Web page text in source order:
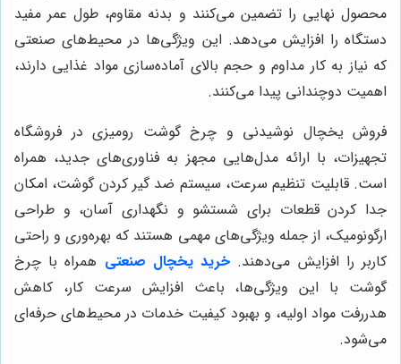
محصول نهایی را تضمین می‌کنند و بدنه مقاوم، طول عمر مفید
دستگاه را افزایش می‌دهد. این ویژگی‌ها در محیط‌های صنعتی
که نیاز به کار مداوم و حجم بالای آماده‌سازی مواد غذایی دارند،
اهمیت دوچندانی پیدا می‌کنند.
فروش یخچال نوشیدنی و چرخ گوشت رومیزی در فروشگاه
تجهیزات، با ارائه مدل‌هایی مجهز به فناوری‌های جدید، همراه
است. قابلیت تنظیم سرعت، سیستم ضد گیر کردن گوشت، امکان
جدا کردن قطعات برای شستشو و نگهداری آسان، و طراحی
ارگونومیک، از جمله ویژگی‌های مهمی هستند که بهره‌وری و راحتی
کاربر را افزایش می‌دهند. خرید یخچال صنعتی همراه با چرخ
گوشت با این ویژگی‌ها، باعث افزایش سرعت کار، کاهش
هدررفت مواد اولیه، و بهبود کیفیت خدمات در محیط‌های حرفه‌ای
می‌شود.